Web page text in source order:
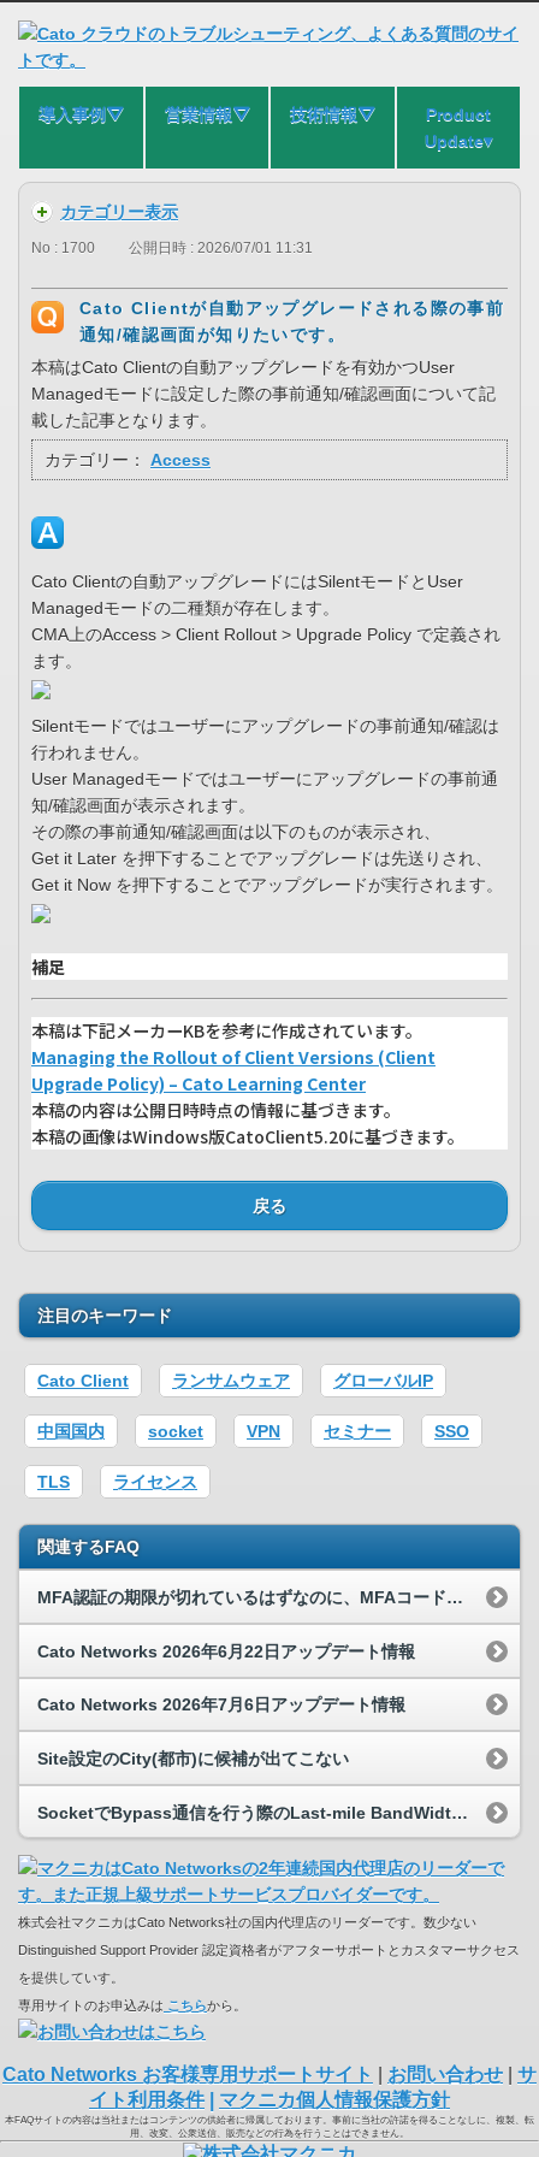
導入事例⛛ 営業情報⛛ 技術情報⛛
Product
Update▾
カテゴリー表示
No : 1700 公開日時 : 2026/07/01 11:31
Cato Clientが自動アップグレードされる際の事前
通知/確認画面が知りたいです。
本稿はCato Clientの自動アップグレードを有効かつUser
Managedモードに設定した際の事前通知/確認画面について記
載した記事となります。
カテゴリー： Access
Cato Clientの自動アップグレードにはSilentモードとUser
Managedモードの二種類が存在します。
CMA上のAccess > Client Rollout > Upgrade Policy で定義され
ます。
Silentモードではユーザーにアップグレードの事前通知/確認は
行われません。
User Managedモードではユーザーにアップグレードの事前通
知/確認画面が表示されます。
その際の事前通知/確認画面は以下のものが表示され、
Get it Later を押下することでアップグレードは先送りされ、
Get it Now を押下することでアップグレードが実行されます。
補足
本稿は下記メーカーKBを参考に作成されています。
Managing the Rollout of Client Versions (Client
Upgrade Policy) – Cato Learning Center
本稿の内容は公開日時時点の情報に基づきます。
本稿の画像はWindows版CatoClient5.20に基づきます。
戻る
注目のキーワード
Cato Client ランサムウェア グローバルIP
中国国内 socket VPN セミナー SSO
TLS ライセンス
関連するFAQ
MFA認証の期限が切れているはずなのに、MFAコードの入力を求められないユーザーがいます。
Cato Networks 2026年6月22日アップデート情報
Cato Networks 2026年7月6日アップデート情報
Site設定のCity(都市)に候補が出てこない
SocketでBypass通信を行う際のLast-mile BandWidthの設定について
株式会社マクニカはCato Networks社の国内代理店のリーダーです。数少ない
Distinguished Support Provider 認定資格者がアフターサポートとカスタマーサクセス
を提供していす。
専用サイトのお申込みは こちらから。
Cato Networks お客様専用サポートサイト お問い合わせ
サ
イト利用条件| マクニカ個人情報保護方針
本FAQサイトの内容は当社またはコンテンツの供給者に帰属しております。事前に当社の許諾を得ることなしに、複製、転
用、改変、公衆送信、販売などの行為を行うことはできません。